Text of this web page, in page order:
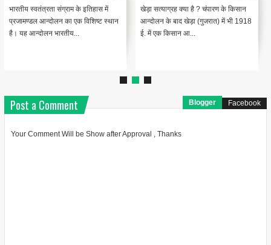
होमरूल लीग की गठन कहा किया गया था ?
तिलक ने अप्रैल 1916 में बम्बई के बेलगांव में
अपने होमरूल ...
द्वैध प्रशासनिक प्रणाली क्या है ? द्वैध
प्रशासनिक प्रणाली के अन्तर्गत प्रांतीय
विषयों को दो भा...
Post a Comment Blogger Facebook
Your Comment Will be Show after Approval , Thanks